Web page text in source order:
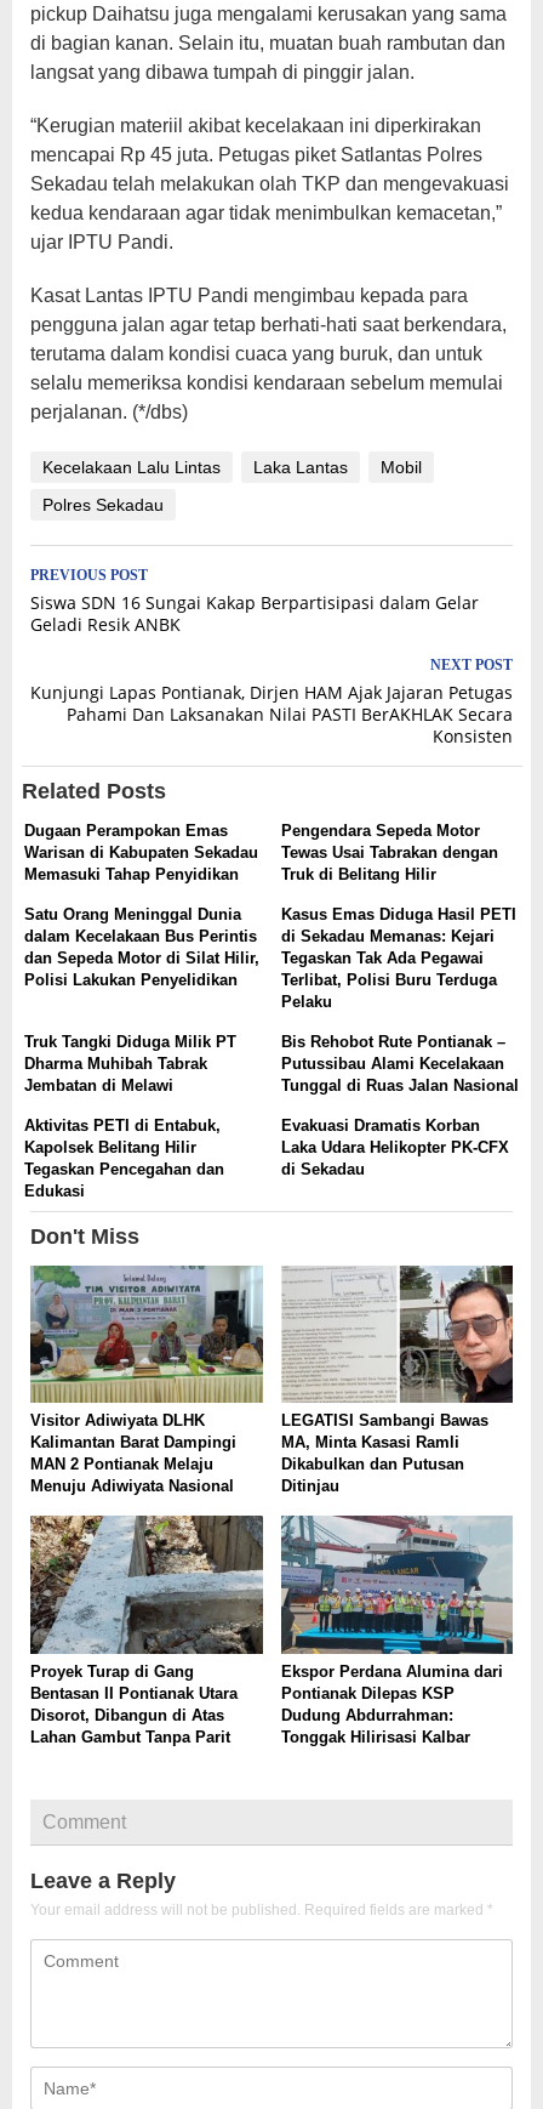
pickup Daihatsu juga mengalami kerusakan yang sama
di bagian kanan. Selain itu, muatan buah rambutan dan
langsat yang dibawa tumpah di pinggir jalan.
“Kerugian materiil akibat kecelakaan ini diperkirakan
mencapai Rp 45 juta. Petugas piket Satlantas Polres
Sekadau telah melakukan olah TKP dan mengevakuasi
kedua kendaraan agar tidak menimbulkan kemacetan,”
ujar IPTU Pandi.
Kasat Lantas IPTU Pandi mengimbau kepada para
pengguna jalan agar tetap berhati-hati saat berkendara,
terutama dalam kondisi cuaca yang buruk, dan untuk
selalu memeriksa kondisi kendaraan sebelum memulai
perjalanan. (*/dbs)
Kecelakaan Lalu Lintas Laka Lantas
Mobil
Polres Sekadau
Post
navigation
PREVIOUS POST
Siswa SDN 16 Sungai Kakap Berpartisipasi dalam Gelar
Geladi Resik ANBK
NEXT POST
Kunjungi Lapas Pontianak, Dirjen HAM Ajak Jajaran Petugas
Pahami Dan Laksanakan Nilai PASTI BerAKHLAK Secara
Konsisten
Related Posts
Dugaan Perampokan Emas
Warisan di Kabupaten Sekadau
Memasuki Tahap Penyidikan
Pengendara Sepeda Motor
Tewas Usai Tabrakan dengan
Truk di Belitang Hilir
Satu Orang Meninggal Dunia
dalam Kecelakaan Bus Perintis
dan Sepeda Motor di Silat Hilir,
Polisi Lakukan Penyelidikan
Kasus Emas Diduga Hasil PETI
di Sekadau Memanas: Kejari
Tegaskan Tak Ada Pegawai
Terlibat, Polisi Buru Terduga
Pelaku
Truk Tangki Diduga Milik PT
Dharma Muhibah Tabrak
Jembatan di Melawi
Bis Rehobot Rute Pontianak –
Putussibau Alami Kecelakaan
Tunggal di Ruas Jalan Nasional
Aktivitas PETI di Entabuk,
Kapolsek Belitang Hilir
Tegaskan Pencegahan dan
Edukasi
Evakuasi Dramatis Korban
Laka Udara Helikopter PK-CFX
di Sekadau
Don't Miss
Visitor Adiwiyata DLHK
Kalimantan Barat Dampingi
MAN 2 Pontianak Melaju
Menuju Adiwiyata Nasional
LEGATISI Sambangi Bawas
MA, Minta Kasasi Ramli
Dikabulkan dan Putusan
Ditinjau
Proyek Turap di Gang
Bentasan II Pontianak Utara
Disorot, Dibangun di Atas
Lahan Gambut Tanpa Parit
Ekspor Perdana Alumina dari
Pontianak Dilepas KSP
Dudung Abdurrahman:
Tonggak Hilirisasi Kalbar
Comment
Leave a Reply
Your email address will not be published. Required fields are marked *